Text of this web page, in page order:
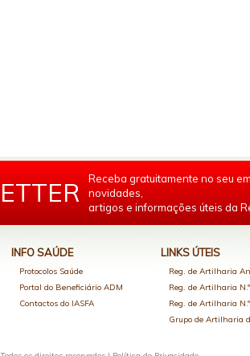
Receba gratuitamente no seu
novidades,
artigos e informações úteis da
INFO SAÚDE
Protocolos Saúde
Portal do Beneficiário ADM
Contactos do IASFA
LINKS ÚTEIS
Reg. de Artilharia
Reg. de Artilharia
Reg. de Artilharia
Grupo de Artilharia